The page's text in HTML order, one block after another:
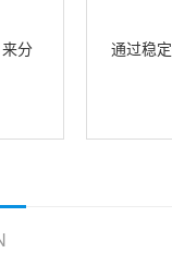
分
通过稳